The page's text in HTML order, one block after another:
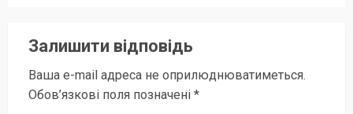
Залишити відповідь
Ваша e-mail адреса не оприлюднюватиметься.
Обов’язкові поля позначені *